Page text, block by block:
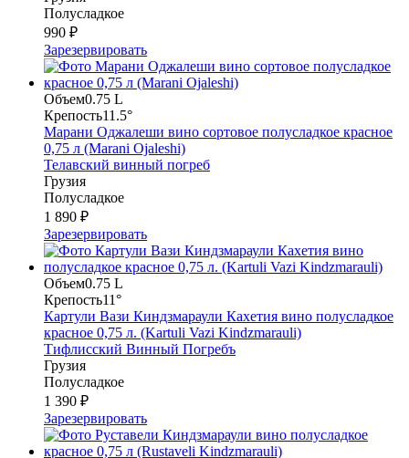
Полусладкое
990 ₽
Зарезервировать
Объем0.75 L
Крепость11.5°
Марани Оджалеши вино сортовое полусладкое красное
0,75 л (Marani Ojaleshi)
Телавский винный погреб
Грузия
Полусладкое
1 890 ₽
Зарезервировать
Объем0.75 L
Крепость11°
Картули Вази Киндзмараули Кахетия вино полусладкое
красное 0,75 л. (Kartuli Vazi Kindzmarauli)
Тифлисский Винный Погребъ
Грузия
Полусладкое
1 390 ₽
Зарезервировать